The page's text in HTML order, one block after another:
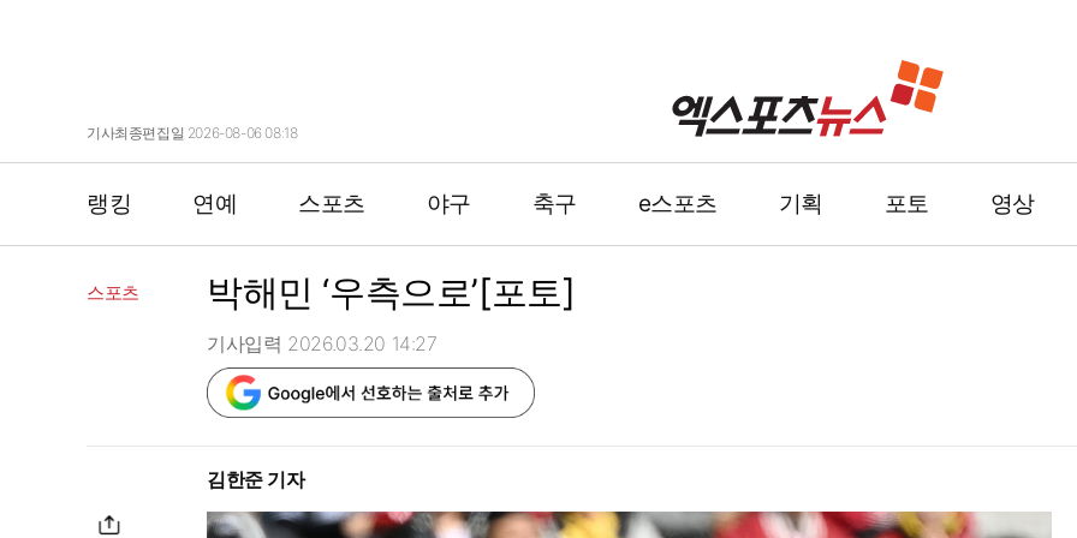
기사최종편집일 2026-08-06 08:18
랭킹 연예 스포츠 야구 축구 e스포츠 기획 포토 영상
스포츠 박해민 ‘우측으로’[포토]
기사입력 2026.03.20 14:27
김한준 기자